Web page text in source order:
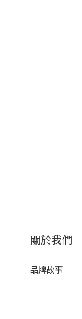
關於我們
品牌故事